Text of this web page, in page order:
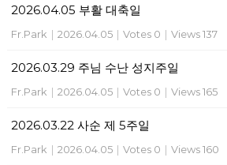
2026.04.05 부활 대축일
Fr.Park | 2026.04.05 | Votes 0 | Views 137
2026.03.29 주님 수난 성지주일
Fr.Park | 2026.04.05 | Votes 0 | Views 165
2026.03.22 사순 제 5주일
Fr.Park | 2026.04.05 | Votes 0 | Views 160